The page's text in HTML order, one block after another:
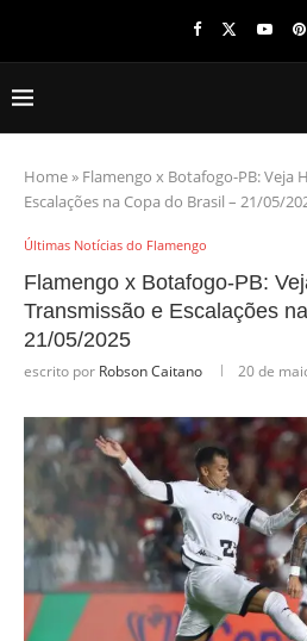
Home» Flamengo x Botafogo-PB: Veja
Escalações na Copa do Brasil – 21/05/
Últimas Notícias do Flamengo
Flamengo x Botafogo-PB:
Transmissão e Escalações
21/05/2025
escrito por Robson Caitano 20 de